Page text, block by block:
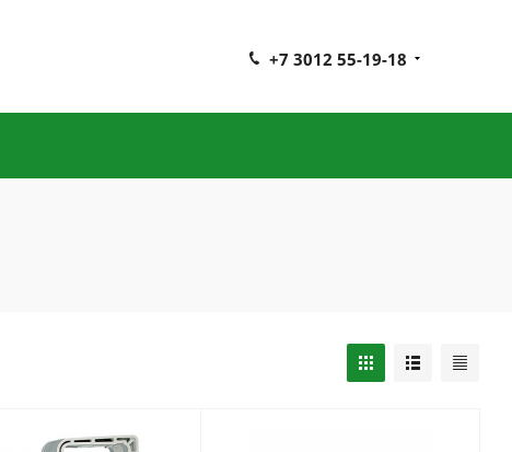
+7 3012 55-19-18